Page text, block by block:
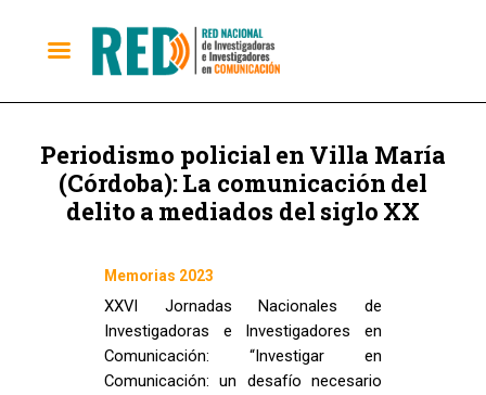
Periodismo policial en Villa María
(Córdoba): La comunicación del
delito a mediados del siglo XX
Memorias 2023
XXVI Jornadas Nacionales de
Investigadoras e Investigadores en
Comunicación: “Investigar en
Comunicación: un desafío necesario